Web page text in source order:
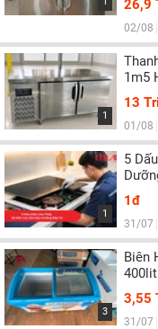
26,9
02/08
1
1m5
13
01/08
1
5
1đ
31/07
3
Biên
400lit
3,55
31/07